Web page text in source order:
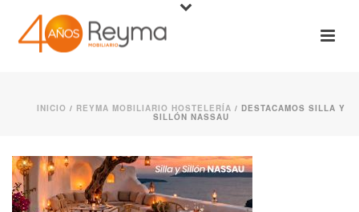
INICIO / REYMA MOBILIARIO HOSTELERÍA / DESTACAMOS SILLA Y
SILLÓN NASSAU